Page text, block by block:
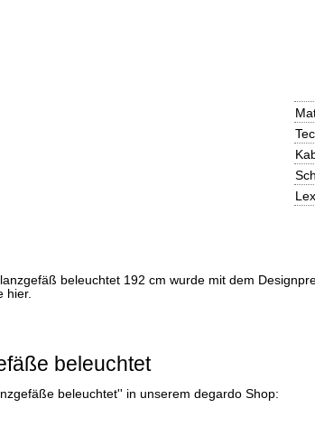
beleuchtet 192 cm wurde mit dem
hier.
beleuchtet
beleuchtet'' in unserem degardo Shop: